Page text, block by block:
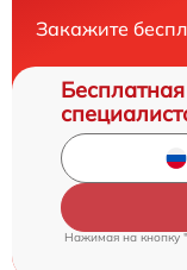
Закажите
Нажимая на кнопку